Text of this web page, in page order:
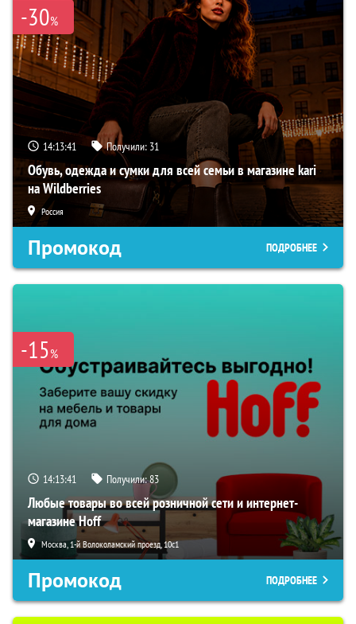
-30%
14:13:40 Получили: 31
Обувь, одежда и сумки для всей семьи в магазине kari
на Wildberries
Россия
Промокод ПОДРОБНЕЕ
-15%
14:13:40 Получили:83
Любые товары во всей розничной сети и интернет-
магазине Hoff
Москва, 1-й Волоколамский проезд, 10с1
Промокод ПОДРОБНЕЕ